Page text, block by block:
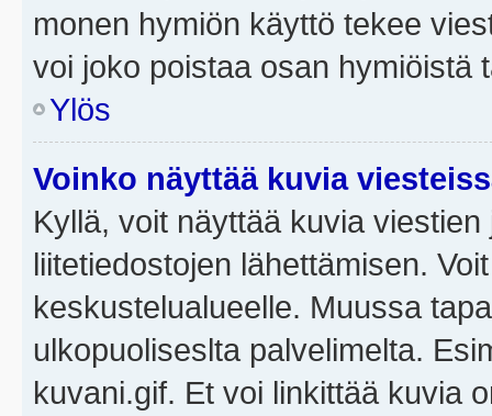
monen hymiön käyttö tekee
voi joko poistaa osan hymiöistä
Ylös
Voinko näyttää kuvia
Kyllä, voit näyttää kuvia
liitetiedostojen lähettämisen.
keskustelualueelle. Muussa
ulkopuoliseslta palvelimelta.
kuvani.gif. Et voi linkittää kuvia